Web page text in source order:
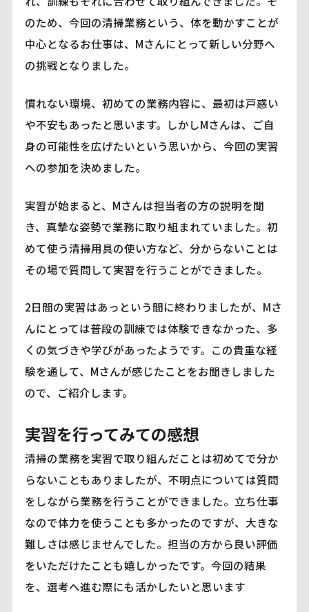
のため、今回の清掃業務という、体を動かすことが
中心となるお仕事は、Mさんにとって新しい分野へ
の挑戦となりました。
慣れない環境、初めての業務内容に、最初は戸惑い
や不安もあったと思います。しかしMさんは、ご自
身の可能性を広げたいという思いから、今回の実習
への参加を決めました。
実習が始まると、Mさんは担当者の方の説明を聞
き、真摯な姿勢で業務に取り組まれていました。初
めて使う清掃用具の使い方など、分からないことは
その場で質問して実習を行うことができました。
2日間の実習はあっという間に終わりましたが、Mさ
んにとっては普段の訓練では体験できなかった、多
くの気づきや学びがあったようです。この貴重な経
験を通して、Mさんが感じたことをお聞きしました
ので、ご紹介します。
実習を行ってみての感想
清掃の業務を実習で取り組んだことは初めてで分か
らないこともありましたが、不明点については質問
をしながら業務を行うことができました。立ち仕事
なので体力を使うことも多かったのですが、大きな
難しさは感じませんでした。担当の方から良い評価
をいただけたことも嬉しかったです。今回の結果
を、選考へ進む際にも活かしたいと思います